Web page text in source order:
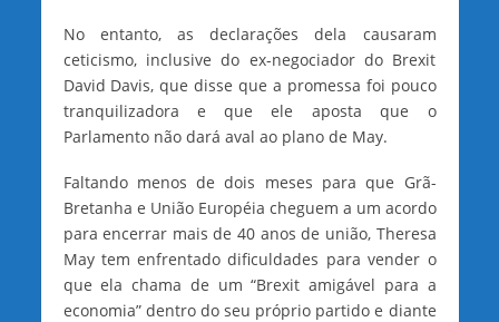
No entanto, as declarações dela causaram
ceticismo, inclusive do ex-negociador do Brexit
David Davis, que disse que a promessa foi pouco
tranquilizadora e que ele aposta que o
Parlamento não dará aval ao plano de May.
Faltando menos de dois meses para que Grã-
Bretanha e União Européia cheguem a um acordo
para encerrar mais de 40 anos de união, Theresa
May tem enfrentado dificuldades para vender o
que ela chama de um “Brexit amigável para a
economia” dentro do seu próprio partido e diante